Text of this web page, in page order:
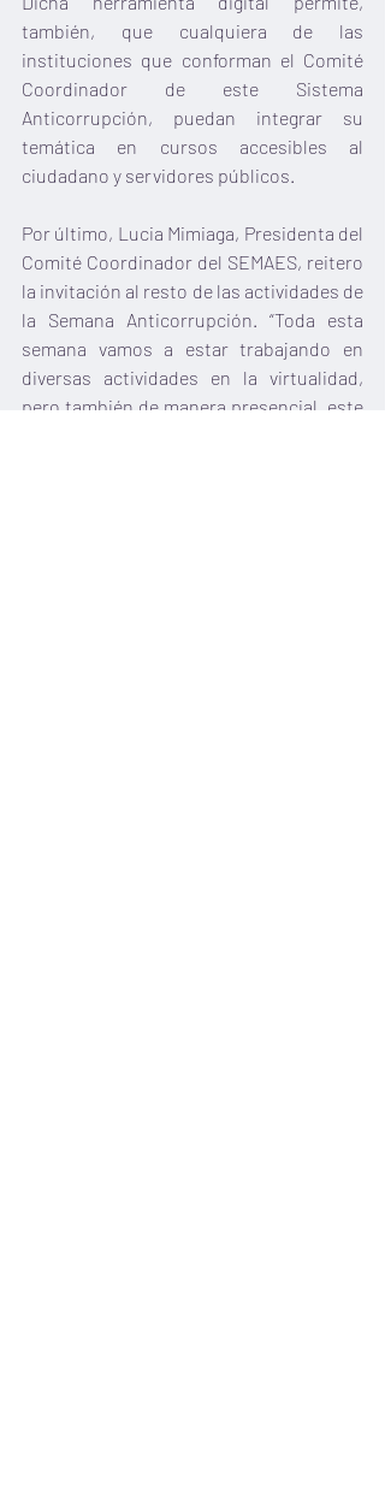
también, que cualquiera de las
instituciones que conforman el Comité
Coordinador de este Sistema
Anticorrupción, puedan integrar su
temática en cursos accesibles al
ciudadano y servidores públicos.
Por último, Lucia Mimiaga, Presidenta del
Comité Coordinador del SEMAES, reitero
la invitación al resto de las actividades de
la Semana Anticorrupción. “Toda esta
semana vamos a estar trabajando en
diversas actividades en la virtualidad,
pero también de manera presencial, este